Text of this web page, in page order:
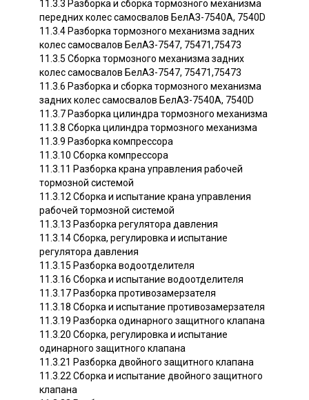
11.3.3 Разборка и сборка тормозного механизма
передних колес самосвалов БелАЗ-7540А, 7540D
11.3.4 Разборка тормозного механизма задних
колес самосвалов БелАЗ-7547, 75471,75473
11.3.5 Сборка тормозного механизма задних
колес самосвалов БелАЗ-7547, 75471,75473
11.3.6 Разборка и сборка тормозного механизма
задних колес самосвалов БелАЗ-7540А, 7540D
11.3.7 Разборка цилиндра тормозного механизма
11.3.8 Сборка цилиндра тормозного механизма
11.3.9 Разборка компрессора
11.3.10 Сборка компрессора
11.3.11 Разборка крана управления рабочей
тормозной системой
11.3.12 Сборка и испытание крана управления
рабочей тормозной системой
11.3.13 Разборка регулятора давления
11.3.14 Сборка, регулировка и испытание
регулятора давления
11.3.15 Разборка водоотделителя
11.3.16 Сборка и испытание водоотделителя
11.3.17 Разборка противозамерзателя
11.3.18 Сборка и испытание противозамерзателя
11.3.19 Разборка одинарного защитного клапана
11.3.20 Сборка, регулировка и испытание
одинарного защитного клапана
11.3.21 Разборка двойного защитного клапана
11.3.22 Сборка и испытание двойного защитного
клапана